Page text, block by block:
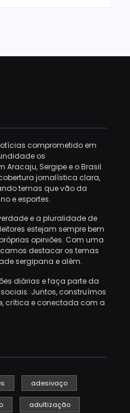
comprometido em
os
Sergipe e o Brasil.
jornalística clara,
temas que vão da
e esportes.
e a pluralidade de
estejam sempre bem
opiniões. Com uma
destacar os temas
sergipana e além.
diárias e faça parte da
Juntos, construímos
crítica e conectada com a
adesivaço
adultização